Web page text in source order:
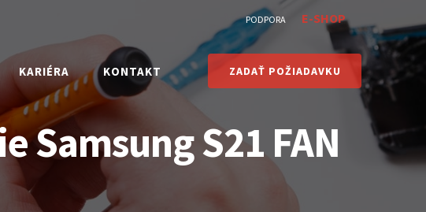
PODPORA E-SHOP
KONTAKT
KARIÉRA ZADAŤ POŽIADAVKU
Samsung S21 FAN